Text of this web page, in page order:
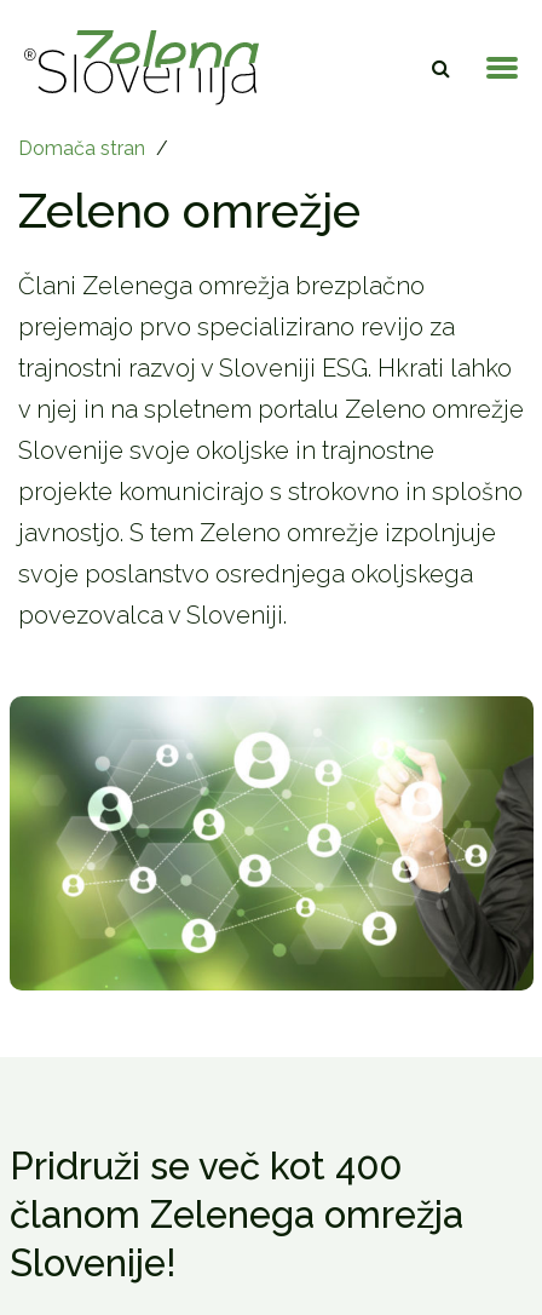
Domača stran /
Zeleno omrežje
Člani Zelenega omrežja brezplačno
prejemajo prvo specializirano revijo za
trajnostni razvoj v Sloveniji ESG. Hkrati lahko
v njej in na spletnem portalu Zeleno omrežje
Slovenije svoje okoljske in trajnostne
projekte komunicirajo s strokovno in splošno
javnostjo. S tem Zeleno omrežje izpolnjuje
svoje poslanstvo osrednjega okoljskega
povezovalca v Sloveniji.
Pridruži se več kot 400
članom Zelenega omrežja
Slovenije!